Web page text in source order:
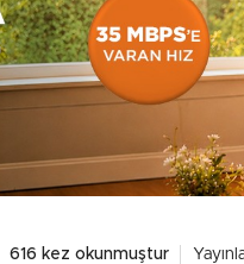
616 kez okunmuştur